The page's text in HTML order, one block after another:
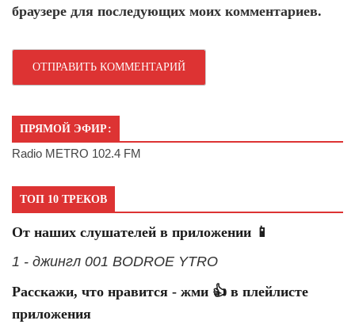
браузере для последующих моих комментариев.
ПРЯМОЙ ЭФИР:
Radio METRO 102.4 FM
ТОП 10 ТРЕКОВ
От наших слушателей в приложении 📱
1 - джингл 001 BODROE YTRO
Расскажи, что нравится - жми 👍 в плейлисте
приложения